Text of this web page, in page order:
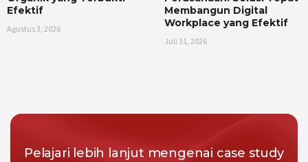
Efektif
Agustus 3, 2026
Membangun Digital
Workplace yang Efektif
Juli 31, 2026
Pelajari lebih lanjut mengenai case study